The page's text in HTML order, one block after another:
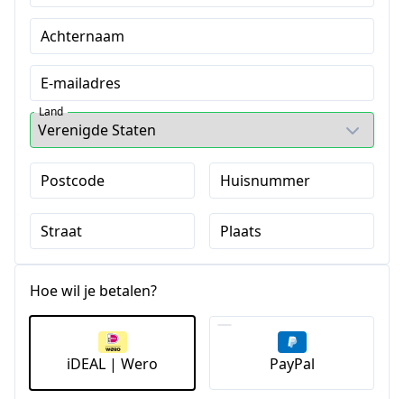
Achternaam
E-mailadres
Land
Postcode Huisnummer
Straat Plaats
Hoe wil je betalen?
iDEAL | Wero PayPal